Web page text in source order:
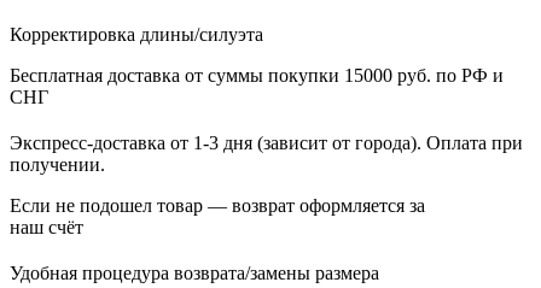
Корректировка длины/силуэта
Бесплатная доставка от суммы покупки 15000 руб. по РФ и
СНГ
Экспресс-доставка от 1-3 дня (зависит от города). Оплата при
получении.
Если не подошел товар — возврат оформляется за
наш счёт
Удобная процедура возврата/замены размера